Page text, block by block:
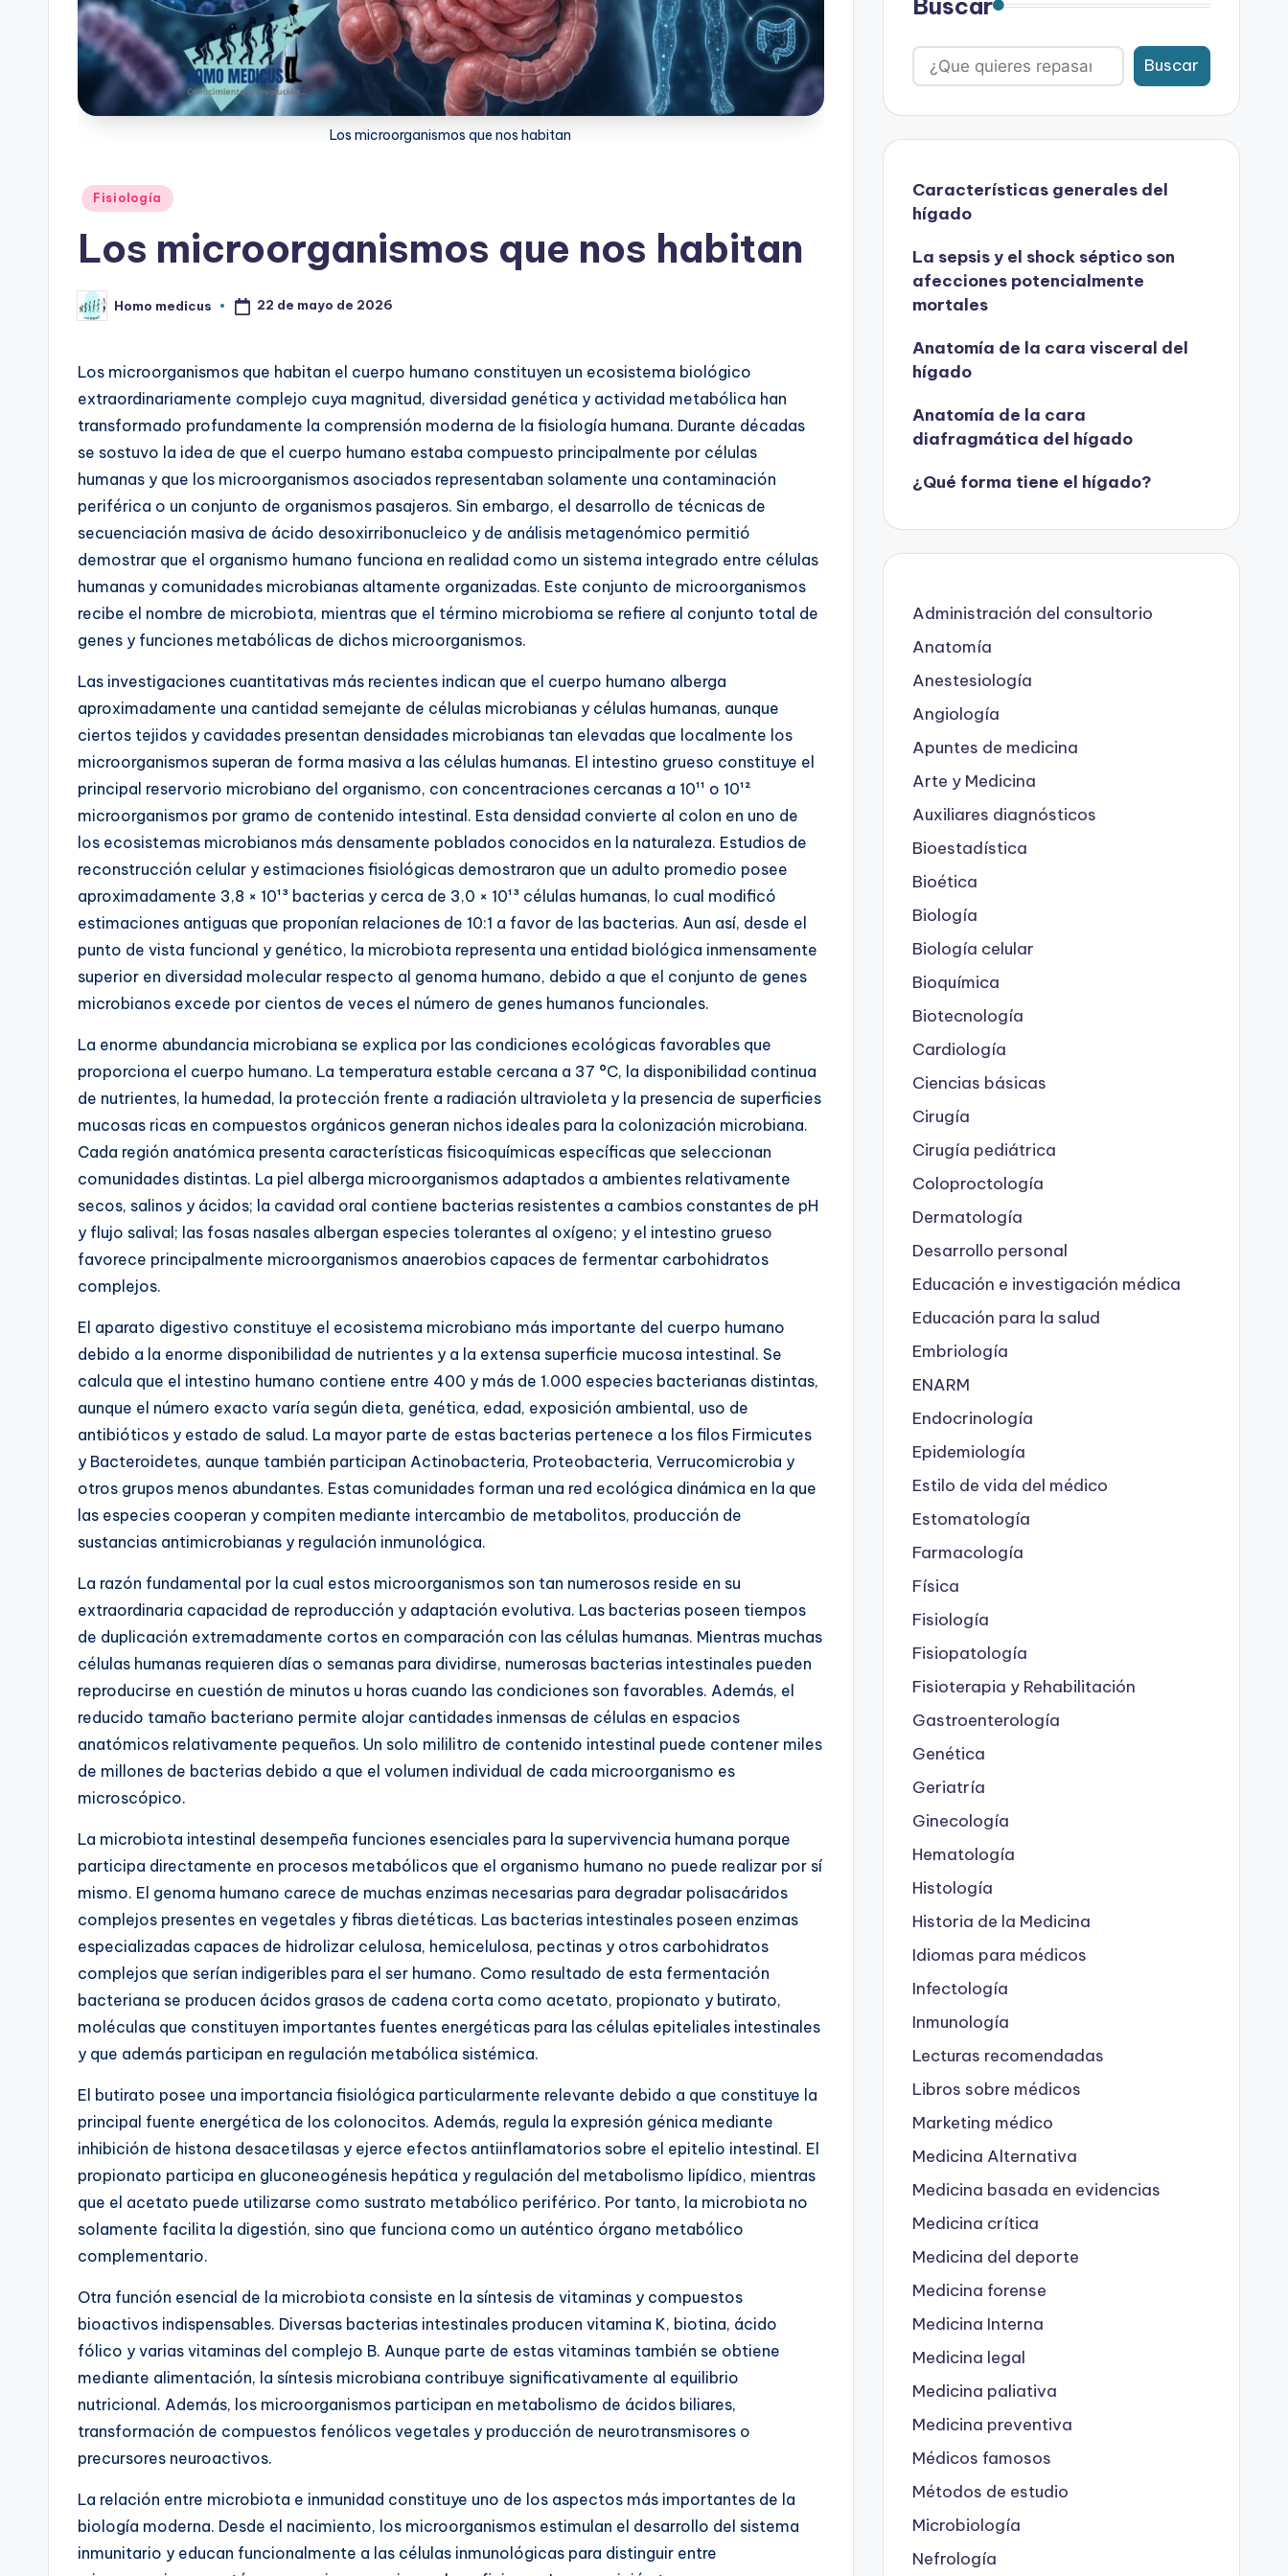
Los microorganismos que nos habitan
Publicado
Fisiología
Los microorganismos que nos habitan
Publicado
por
Homo medicus 22 de mayo de 2026
Los microorganismos que habitan el cuerpo humano constituyen un ecosistema biológico
extraordinariamente complejo cuya magnitud, diversidad genética y actividad metabólica han
transformado profundamente la comprensión moderna de la fisiología humana. Durante décadas
se sostuvo la idea de que el cuerpo humano estaba compuesto principalmente por células
humanas y que los microorganismos asociados representaban solamente una contaminación
periférica o un conjunto de organismos pasajeros. Sin embargo, el desarrollo de técnicas de
secuenciación masiva de ácido desoxirribonucleico y de análisis metagenómico permitió
demostrar que el organismo humano funciona en realidad como un sistema integrado entre células
humanas y comunidades microbianas altamente organizadas. Este conjunto de microorganismos
recibe el nombre de microbiota, mientras que el término microbioma se refiere al conjunto total de
genes y funciones metabólicas de dichos microorganismos.
Las investigaciones cuantitativas más recientes indican que el cuerpo humano alberga
aproximadamente una cantidad semejante de células microbianas y células humanas, aunque
ciertos tejidos y cavidades presentan densidades microbianas tan elevadas que localmente los
microorganismos superan de forma masiva a las células humanas. El intestino grueso constituye el
principal reservorio microbiano del organismo, con concentraciones cercanas a 10¹¹ o 10¹²
microorganismos por gramo de contenido intestinal. Esta densidad convierte al colon en uno de
los ecosistemas microbianos más densamente poblados conocidos en la naturaleza. Estudios de
reconstrucción celular y estimaciones fisiológicas demostraron que un adulto promedio posee
aproximadamente 3,8 × 10¹³ bacterias y cerca de 3,0 × 10¹³ células humanas, lo cual modificó
estimaciones antiguas que proponían relaciones de 10:1 a favor de las bacterias. Aun así, desde el
punto de vista funcional y genético, la microbiota representa una entidad biológica inmensamente
superior en diversidad molecular respecto al genoma humano, debido a que el conjunto de genes
microbianos excede por cientos de veces el número de genes humanos funcionales.
La enorme abundancia microbiana se explica por las condiciones ecológicas favorables que
proporciona el cuerpo humano. La temperatura estable cercana a 37 °C, la disponibilidad continua
de nutrientes, la humedad, la protección frente a radiación ultravioleta y la presencia de superficies
mucosas ricas en compuestos orgánicos generan nichos ideales para la colonización microbiana.
Cada región anatómica presenta características fisicoquímicas específicas que seleccionan
comunidades distintas. La piel alberga microorganismos adaptados a ambientes relativamente
secos, salinos y ácidos; la cavidad oral contiene bacterias resistentes a cambios constantes de pH
y flujo salival; las fosas nasales albergan especies tolerantes al oxígeno; y el intestino grueso
favorece principalmente microorganismos anaerobios capaces de fermentar carbohidratos
complejos.
El aparato digestivo constituye el ecosistema microbiano más importante del cuerpo humano
debido a la enorme disponibilidad de nutrientes y a la extensa superficie mucosa intestinal. Se
calcula que el intestino humano contiene entre 400 y más de 1.000 especies bacterianas distintas,
aunque el número exacto varía según dieta, genética, edad, exposición ambiental, uso de
antibióticos y estado de salud. La mayor parte de estas bacterias pertenece a los filos Firmicutes
y Bacteroidetes, aunque también participan Actinobacteria, Proteobacteria, Verrucomicrobia y
otros grupos menos abundantes. Estas comunidades forman una red ecológica dinámica en la que
las especies cooperan y compiten mediante intercambio de metabolitos, producción de
sustancias antimicrobianas y regulación inmunológica.
La razón fundamental por la cual estos microorganismos son tan numerosos reside en su
extraordinaria capacidad de reproducción y adaptación evolutiva. Las bacterias poseen tiempos
de duplicación extremadamente cortos en comparación con las células humanas. Mientras muchas
células humanas requieren días o semanas para dividirse, numerosas bacterias intestinales pueden
reproducirse en cuestión de minutos u horas cuando las condiciones son favorables. Además, el
reducido tamaño bacteriano permite alojar cantidades inmensas de células en espacios
anatómicos relativamente pequeños. Un solo mililitro de contenido intestinal puede contener miles
de millones de bacterias debido a que el volumen individual de cada microorganismo es
microscópico.
La microbiota intestinal desempeña funciones esenciales para la supervivencia humana porque
participa directamente en procesos metabólicos que el organismo humano no puede realizar por sí
mismo. El genoma humano carece de muchas enzimas necesarias para degradar polisacáridos
complejos presentes en vegetales y fibras dietéticas. Las bacterias intestinales poseen enzimas
especializadas capaces de hidrolizar celulosa, hemicelulosa, pectinas y otros carbohidratos
complejos que serían indigeribles para el ser humano. Como resultado de esta fermentación
bacteriana se producen ácidos grasos de cadena corta como acetato, propionato y butirato,
moléculas que constituyen importantes fuentes energéticas para las células epiteliales intestinales
y que además participan en regulación metabólica sistémica.
El butirato posee una importancia fisiológica particularmente relevante debido a que constituye la
principal fuente energética de los colonocitos. Además, regula la expresión génica mediante
inhibición de histona desacetilasas y ejerce efectos antiinflamatorios sobre el epitelio intestinal. El
propionato participa en gluconeogénesis hepática y regulación del metabolismo lipídico, mientras
que el acetato puede utilizarse como sustrato metabólico periférico. Por tanto, la microbiota no
solamente facilita la digestión, sino que funciona como un auténtico órgano metabólico
complementario.
Otra función esencial de la microbiota consiste en la síntesis de vitaminas y compuestos
bioactivos indispensables. Diversas bacterias intestinales producen vitamina K, biotina, ácido
fólico y varias vitaminas del complejo B. Aunque parte de estas vitaminas también se obtiene
mediante alimentación, la síntesis microbiana contribuye significativamente al equilibrio
nutricional. Además, los microorganismos participan en metabolismo de ácidos biliares,
transformación de compuestos fenólicos vegetales y producción de neurotransmisores o
precursores neuroactivos.
La relación entre microbiota e inmunidad constituye uno de los aspectos más importantes de la
biología moderna. Desde el nacimiento, los microorganismos estimulan el desarrollo del sistema
inmunitario y educan funcionalmente a las células inmunológicas para distinguir entre
Buscar
Características generales del
hígado
La sepsis y el shock séptico son
afecciones potencialmente
mortales
Anatomía de la cara visceral del
hígado
Anatomía de la cara
diafragmática del hígado
¿Qué forma tiene el hígado?
Administración del consultorio
Anatomía
Anestesiología
Angiología
Apuntes de medicina
Arte y Medicina
Auxiliares diagnósticos
Bioestadística
Bioética
Biología
Biología celular
Bioquímica
Biotecnología
Cardiología
Ciencias básicas
Cirugía
Cirugía pediátrica
Coloproctología
Dermatología
Desarrollo personal
Educación e investigación médica
Educación para la salud
Embriología
ENARM
Endocrinología
Epidemiología
Estilo de vida del médico
Estomatología
Farmacología
Física
Fisiología
Fisiopatología
Fisioterapia y Rehabilitación
Gastroenterología
Genética
Geriatría
Ginecología
Hematología
Histología
Historia de la Medicina
Idiomas para médicos
Infectología
Inmunología
Lecturas recomendadas
Libros sobre médicos
Marketing médico
Medicina Alternativa
Medicina basada en evidencias
Medicina crítica
Medicina del deporte
Medicina forense
Medicina Interna
Medicina legal
Medicina paliativa
Medicina preventiva
Médicos famosos
Métodos de estudio
Microbiología
Nefrología